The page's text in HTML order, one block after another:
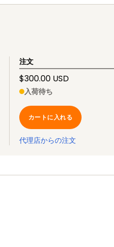
注文
$300.00 USD
入荷待ち
カートに入れる
代理店からの注文